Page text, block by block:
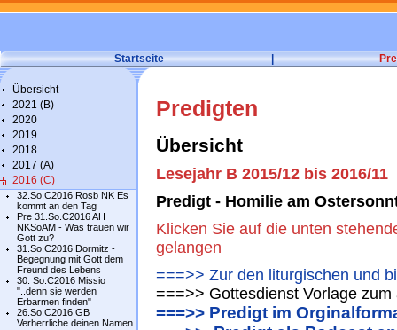
Startseite |
Übersicht
2021 (B)
2020
2019
2018
2017 (A)
2016 (C)
32.So.C2016 Rosb NK Es
kommt an den Tag
Pre 31.So.C2016 AH
NKSoAM - Was trauen wir
Gott zu?
31.So.C2016 Dormitz -
Begegnung mit Gott dem
Freund des Lebens
30. So.C2016 Missio
"..denn sie werden
Erbarmen finden"
26.So.C2016 GB
Verherrliche deinen Namen
Predigten
Übersicht
Lesejahr B 2015/12 bis 2016/11
Predigt - Homilie am
Klicken Sie auf die unten
gelangen
===>> Zur den liturgischen und
===>> Gottesdienst Vorlage
===>> Predigt im